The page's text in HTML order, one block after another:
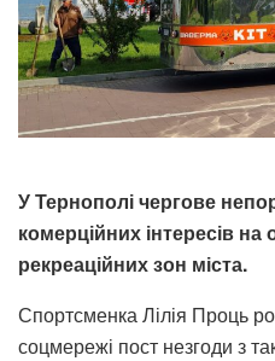
У Тернополі чергове
комерційних інтересів
рекреаційних зон міста.
Спортсменка Лілія Проць
соцмережі пост незгоди з